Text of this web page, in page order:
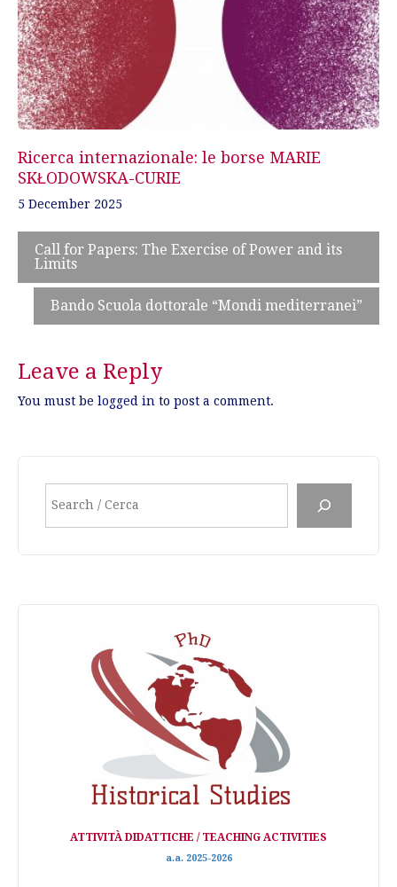
Ricerca internazionale: le borse MARIE
SKŁODOWSKA-CURIE
5 December 2025
Call for Papers: The Exercise of Power and its
Limits
Bando Scuola dottorale “Mondi mediterranei”
Leave a Reply
You must be logged in to post a comment.
ATTIVITÀ DIDATTICHE / TEACHING ACTIVITIES
a.a. 2025-2026